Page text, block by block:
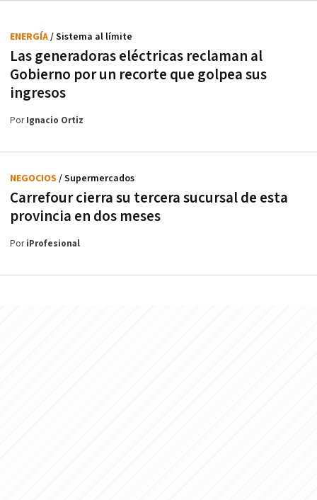
Las generadoras eléctricas reclaman al
Gobierno por un recorte que golpea sus
ingresos
ENERGÍA/ Sistema al límite
PorIgnacio Ortiz
Carrefour cierra su tercera sucursal de esta
provincia en dos meses
NEGOCIOS / Supermercados
PoriProfesional